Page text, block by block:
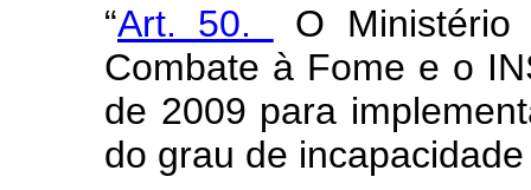
“Art. 50.
O Ministério
Combate à Fome e o
de 2009 para
do grau de